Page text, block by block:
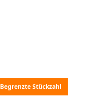
Begrenzte Stückzahl